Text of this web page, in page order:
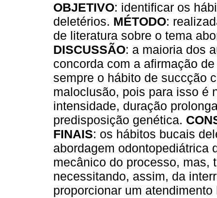
OBJETIVO: identificar os
deletérios. MÉTODO:
de literatura sobre o tema
DISCUSSÃO: a maioria dos
concorda com a afirmação
sempre o hábito de succção
maloclusão, pois para isso é
intensidade, duração
predisposição genética.
FINAIS: os hábitos bucais
abordagem odontopediátrica
mecânico do processo, mas,
necessitando, assim, da
proporcionar um